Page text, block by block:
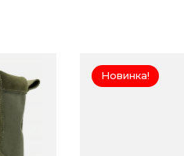
Новинка!